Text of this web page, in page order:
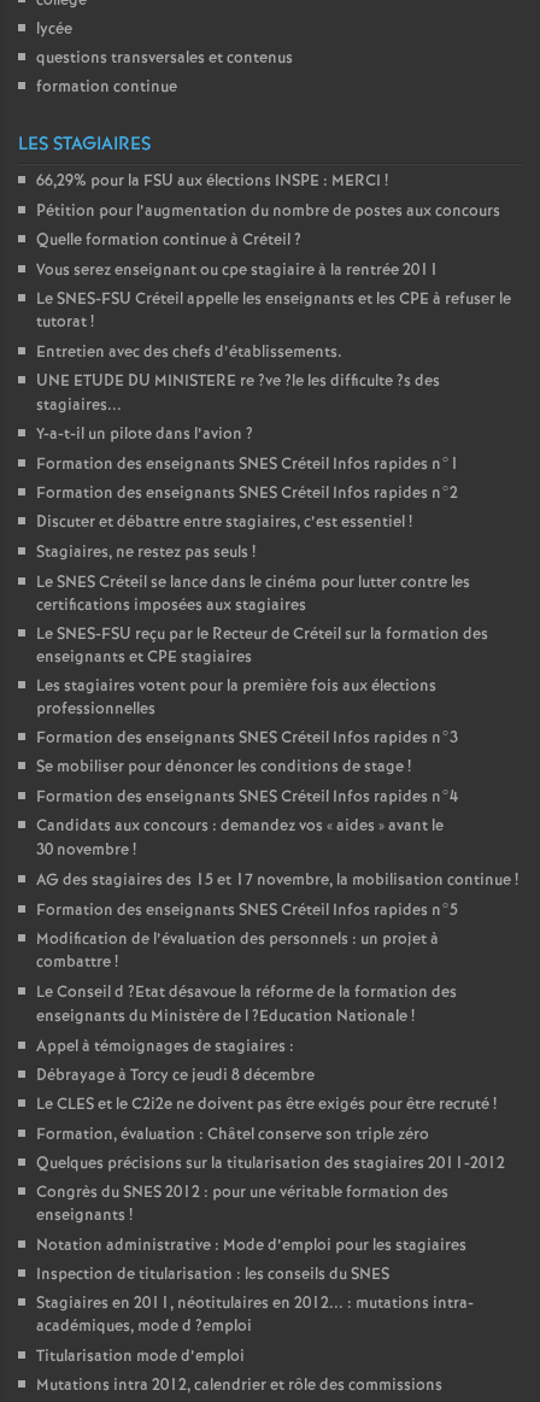
lycée
questions transversales et contenus
formation continue
LES STAGIAIRES
66,29% pour la FSU aux élections INSPE : MERCI !
Pétition pour l’augmentation du nombre de postes aux concours
Quelle formation continue à Créteil?
Vous serez enseignant ou cpe stagiaire à la rentrée 2011
LeSNES-FSU Créteil appelle les enseignants et les CPE à refuser le
tutorat!
Entretien avec des chefs d’établissements.
UNE ETUDE DU MINISTERE re?ve?le les difficulte?s des
stagiaires...
Y-a-t-il un pilote dans l’avion ?
Formation des enseignants SNESCréteil Infos rapides n°1
Formation des enseignants SNESCréteil Infos rapides n°2
Discuter et débattre entre stagiaires, c’est essentiel!
Stagiaires, ne restez pas seuls !
LeSNESCréteil se lance dans le cinéma pour lutter contre les
certifications imposées aux stagiaires
LeSNES-FSU reçu par le Recteur de Créteil sur la formation des
enseignants etCPE stagiaires
Les stagiaires votent pour la première fois aux élections
professionnelles
Formation des enseignants SNESCréteil Infos rapides n°3
Se mobiliser pour dénoncer les conditions de stage!
Formation des enseignants SNESCréteil Infos rapides n°4
Candidats aux concours : demandez vos «aides » avant le
30 novembre!
AG des stagiaires des 15 et 17 novembre, la mobilisation continue!
Formation des enseignants SNESCréteil Infos rapides n°5
Modification de l’évaluation des personnels : un projet à
combattre!
Le Conseil d ?Etat désavoue la réforme de la formation des
enseignants du Ministère de l?Education Nationale!
Appel à témoignages de stagiaires :
Débrayage à Torcy ce jeudi 8 décembre
LeCLESet le C2i2e ne doivent pas être exigés pour être recruté!
Formation, évaluation : Châtel conserve son triple zéro
Quelques précisions sur la titularisation des stagiaires 2011-2012
Congrès duSNES2012 : pour une véritable formation des
enseignants !
Notation administrative : Mode d’emploi pour les stagiaires
Inspection de titularisation : les conseils duSNES
Stagiaires en 2011, néotitulaires en 2012... : mutations intra-
académiques, mode d ?emploi
Titularisation mode d’emploi
Mutations intra 2012, calendrier et rôle des commissions